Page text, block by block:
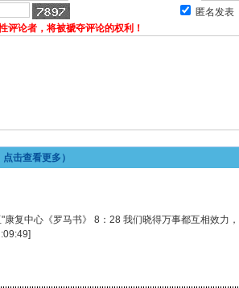
匿名发表
评论者，将被褫夺评论的权利！
击查看更多）
康复中心《罗马书》 8：28 我们晓得万事都互相效